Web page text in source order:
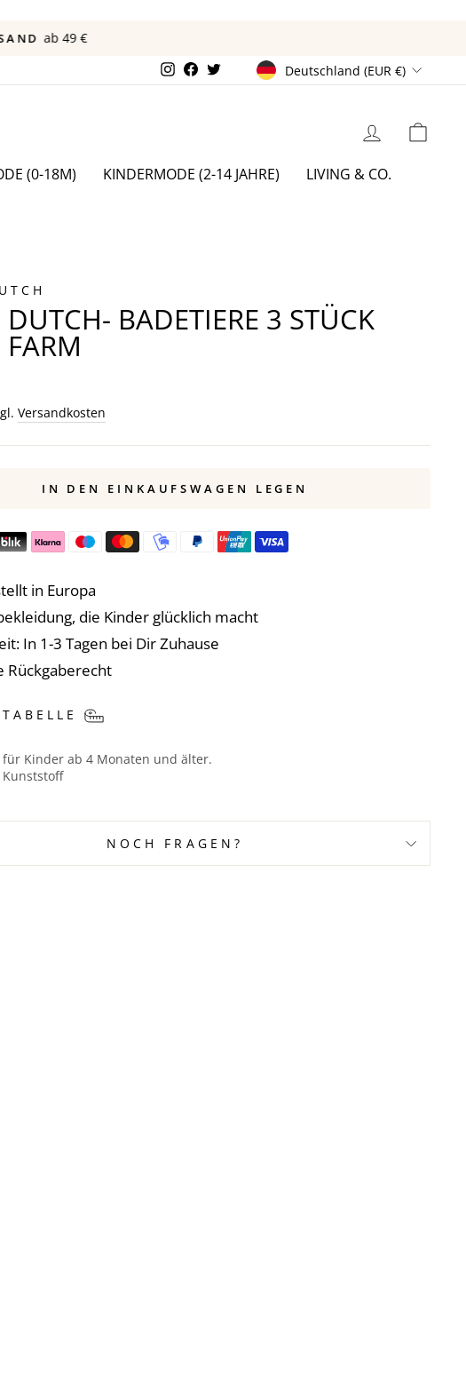
ab 49 €
Instagram
Facebook
TwitterWÄHRUNG
Deutschland (EUR €)
EINLOGGEN
(0-18M) KINDERMODE (2-14 JAHRE)
LIVING & CO.
DUTCH- BADETIERE 3 STÜCK
FARM
Versandkosten
IN DEN EINKAUFSWAGEN LEGEN
in Europa
die Kinder glücklich macht
In 1-3 Tagen bei Dir Zuhause
Rückgaberecht
für Kinder ab 4 Monaten und älter.
NOCH FRAGEN?